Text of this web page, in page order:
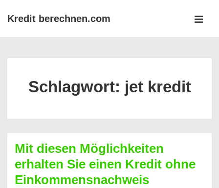
ZumKredit berechnen.com
Schlagwort: jet kredit
Mit diesen Möglichkeiten
erhalten Sie einen Kredit ohne
Einkommensnachweis